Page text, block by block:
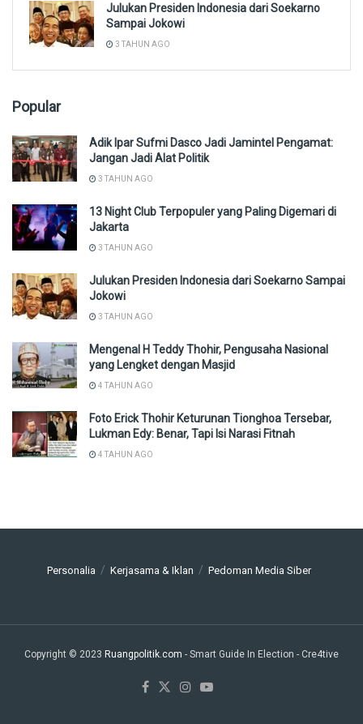
Julukan Presiden Indonesia dari Soekarno
Sampai Jokowi
3 TAHUN AGO
Popular
Adik Ipar Sufmi Dasco Jadi Jamintel Pengamat:
Jangan Jadi Alat Politik
3 TAHUN AGO
13 Night Club Terpopuler yang Paling Digemari di
Jakarta
3 TAHUN AGO
Julukan Presiden Indonesia dari Soekarno Sampai
Jokowi
3 TAHUN AGO
Mengenal H Teddy Thohir, Pengusaha Nasional
yang Lengket dengan Masjid
4 TAHUN AGO
Foto Erick Thohir Keturunan Tionghoa Tersebar,
Lukman Edy: Benar, Tapi Isi Narasi Fitnah
4 TAHUN AGO
Personalia Kerjasama & Iklan Pedoman Media Siber
Copyright © 2023 Ruangpolitik.com - Smart Guide In Election - Cre4tive